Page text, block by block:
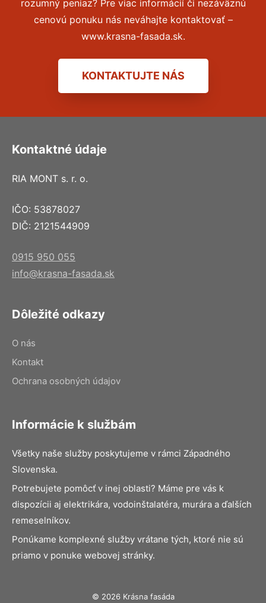
rozumný peniaz? Pre viac informácií či nezáväznú
cenovú ponuku nás neváhajte kontaktovať –
www.krasna-fasada.sk.
KONTAKTUJTE NÁS
Kontaktné údaje
RIA MONT s. r. o.
IČO: 53878027
DIČ: 2121544909
0915 950 055
info@krasna-fasada.sk
Dôležité odkazy
O nás
Kontakt
Ochrana osobných údajov
Informácie k službám
Všetky naše služby poskytujeme v rámci Západného
Slovenska.
Potrebujete pomôcť v inej oblasti? Máme pre vás k
dispozícii aj elektrikára, vodoinštalatéra, murára a ďalších
remeselníkov.
Ponúkame komplexné služby vrátane tých, ktoré nie sú
priamo v ponuke webovej stránky.
© 2026 Krásna fasáda